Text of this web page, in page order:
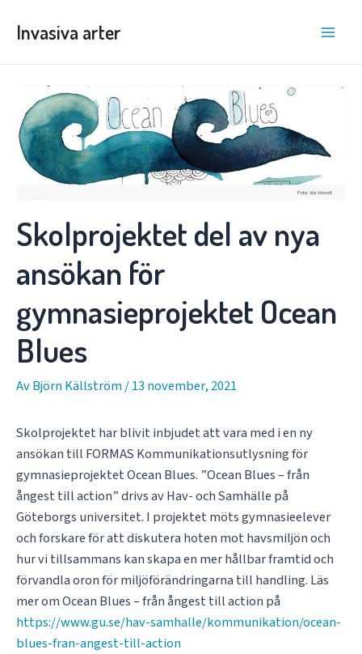
Invasiva arter
Skolprojektet del av nya
ansökan för
gymnasieprojektet Ocean
Blues
AvBjörn Källström/13 november, 2021
Skolprojektet har blivit inbjudet att vara med i en ny
ansökan till FORMAS Kommunikationsutlysning för
gymnasieprojektet Ocean Blues. ”Ocean Blues – från
ångest till action” drivs av Hav- och Samhälle på
Göteborgs universitet. I projektet möts gymnasieelever
och forskare för att diskutera hoten mot havsmiljön och
hur vi tillsammans kan skapa en mer hållbar framtid och
förvandla oron för miljöförändringarna till handling. Läs
mer om Ocean Blues – från ångest till action på
https://www.gu.se/hav-samhalle/kommunikation/ocean-
blues-fran-angest-till-action